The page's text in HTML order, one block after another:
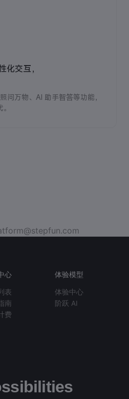
化交互，
问万物、AI 助手智答等功能，
心
表
南
费
体验模型
体验中心
阶跃 AI